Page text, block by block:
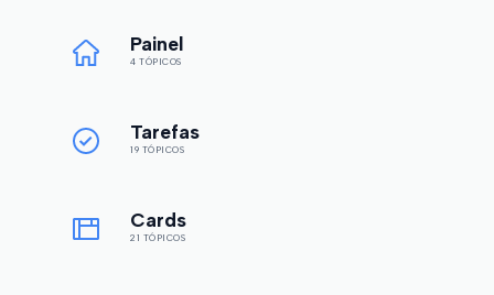
Painel
4 TÓPICOS
Tarefas
19 TÓPICOS
Cards
21 TÓPICOS